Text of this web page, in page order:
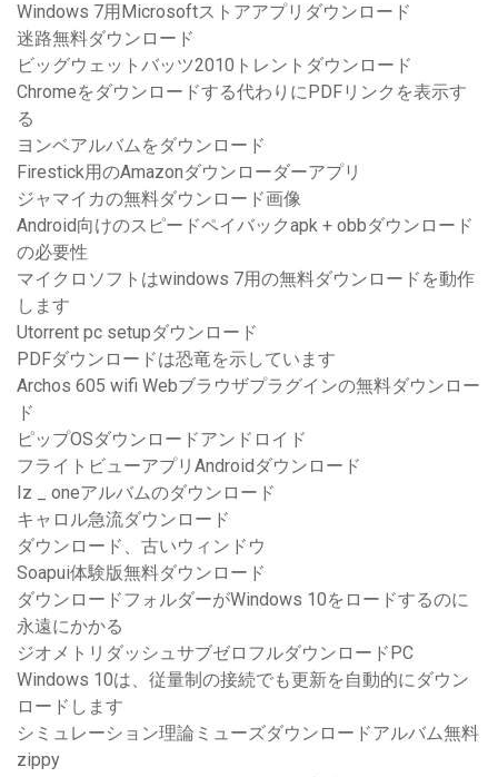
Windows 7用Microsoftストアアプリダウンロード
迷路無料ダウンロード
ビッグウェットバッツ2010トレントダウンロード
Chromeをダウンロードする代わりにPDFリンクを表示す
る
ヨンベアルバムをダウンロード
Firestick用のAmazonダウンローダーアプリ
ジャマイカの無料ダウンロード画像
Android向けのスピードペイバックapk + obbダウンロード
の必要性
マイクロソフトはwindows 7用の無料ダウンロードを動作
します
Utorrent pc setupダウンロード
PDFダウンロードは恐竜を示しています
Archos 605 wifi Webブラウザプラグインの無料ダウンロー
ド
ピップOSダウンロードアンドロイド
フライトビューアプリAndroidダウンロード
Iz _ oneアルバムのダウンロード
キャロル急流ダウンロード
ダウンロード、古いウィンドウ
Soapui体験版無料ダウンロード
ダウンロードフォルダーがWindows 10をロードするのに
永遠にかかる
ジオメトリダッシュサブゼロフルダウンロードPC
Windows 10は、従量制の接続でも更新を自動的にダウン
ロードします
シミュレーション理論ミューズダウンロードアルバム無料
zippy